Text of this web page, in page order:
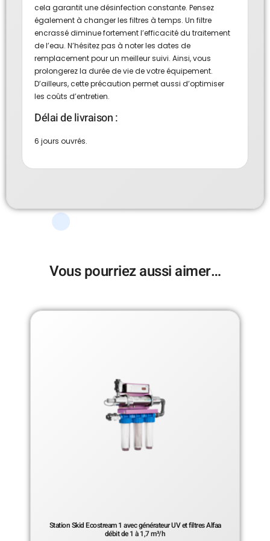
cela garantit une désinfection constante. Pensez
également à changer les filtres à temps. Un filtre
encrassé diminue fortement l’efficacité du traitement
de l’eau. N’hésitez pas à noter les dates de
remplacement pour un meilleur suivi. Ainsi, vous
prolongerez la durée de vie de votre équipement.
D’ailleurs, cette précaution permet aussi d’optimiser
les coûts d’entretien.
Délai de livraison :
6 jours ouvrés.
Vous pourriez aussi aimer…
Station Skid Ecostream 1 avec générateur UV et filtres Alfaa
débit de 1 à 1,7 m³/h